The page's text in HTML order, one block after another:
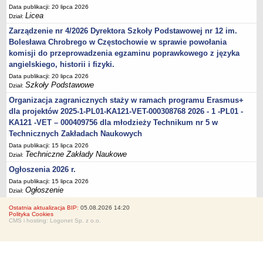
Data publikacji: 20 lipca 2026
Dział:Licea
Zarządzenie nr 4/2026 Dyrektora Szkoły Podstawowej nr 12 im.
Bolesława Chrobrego w Częstochowie w sprawie powołania
komisji do przeprowadzenia egzaminu poprawkowego z języka
angielskiego, historii i fizyki.
Data publikacji: 20 lipca 2026
Dział:Szkoły Podstawowe
Organizacja zagranicznych staży w ramach programu Erasmus+
dla projektów 2025-1-PL01-KA121-VET-000308768 2026 - 1 -PL01 -
KA121 -VET – 000409756 dla młodzieży Technikum nr 5 w
Technicznych Zakładach Naukowych
Data publikacji: 15 lipca 2026
Dział: Techniczne Zakłady Naukowe
Ogłoszenia 2026 r.
Data publikacji: 15 lipca 2026
Dział:Ogłoszenie
Ostatnia aktualizacja BIP: 05.08.2026 14:20
Polityka Cookies
CMS i hosting: Logonet Sp. z o.o.